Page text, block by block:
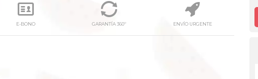
E-BONO GARANTÍA 360º ENVÍO URGENTE